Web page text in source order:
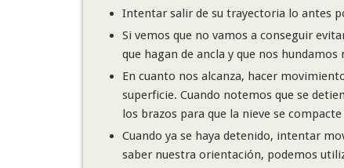
Intentar salir de su trayectoria lo antes
Si vemos que no vamos a conseguir
que hagan de ancla y que nos
En cuanto nos alcanza, hacer
superficie. Cuando notemos que se
los brazos para que la nieve se
Cuando ya se haya detenido, intentar
saber nuestra orientación, podemos